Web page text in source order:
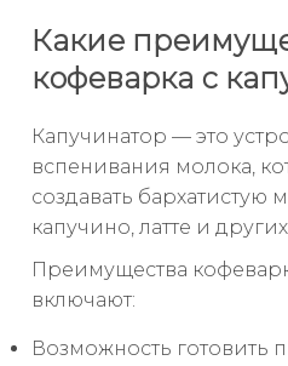
Какие
кофеварка с
Капучинатор — это
вспенивания молока,
создавать бархатистую
капучино, латте и
Преимущества
включают:
Возможность готовить